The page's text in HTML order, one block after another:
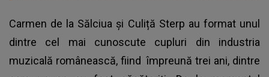
Carmen de la Sălciua și Culiță Sterp au format unul
dintre cel mai cunoscute cupluri din industria
muzicală românească, fiind împreună trei ani, dintre